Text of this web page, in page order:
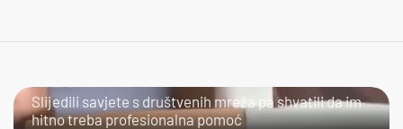
Slijedili savjete s društvenih mreža pa shvatili da im
hitno treba profesionalna pomoć